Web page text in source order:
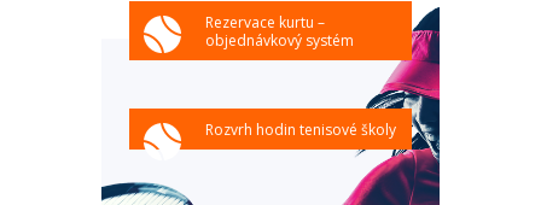
Rezervace kurtu –
objednávkový systém
Rozvrh hodin tenisové školy